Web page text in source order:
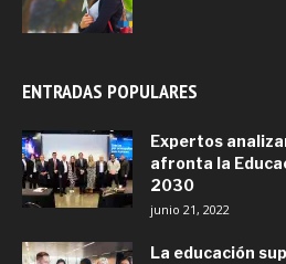
ENTRADAS POPULARES
Expertos
afronta la
2030
junio 21, 2022
La educación